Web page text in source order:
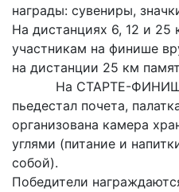
награды: сувениры,
На дистанциях 6, 12 и 25
участникам на финише
на дистанции 25 км
На СТАРТЕ-ФИНИШЕ
пьедестал почета,
организована камера
углями (питание и
собой).
Победители